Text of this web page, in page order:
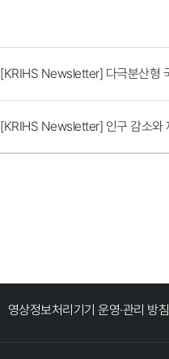
[KRIHS Newsletter] 다극분산형
[KRIHS Newsletter] 인구 감소와
영상정보처리기기 운영·관리 방침